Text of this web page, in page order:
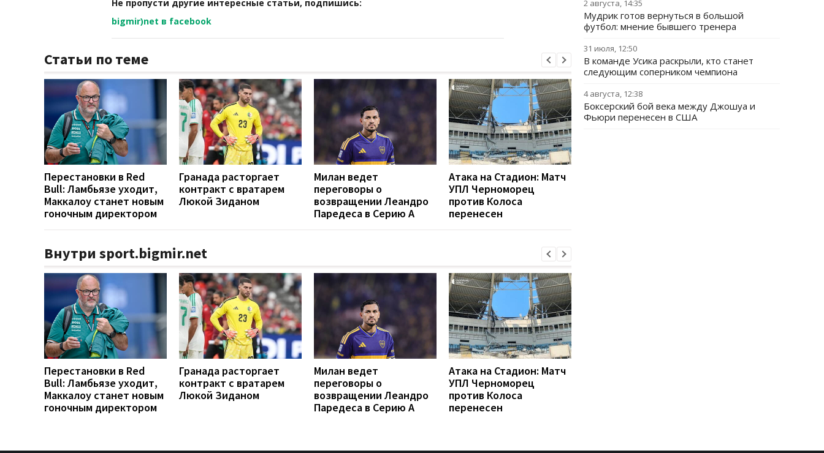
Не пропусти другие интересные статьи, подпишись:
bigmir)net в facebook
Статьи по теме
Перестановки в Red
Bull: Ламбьязе уходит,
Маккалоу станет новым
гоночным директором
Гранада расторгает
контракт с вратарем
Люкой Зиданом
Милан ведет
переговоры о
возвращении Леандро
Паредеса в Серию А
Атака на Стадион: Матч
УПЛ Черноморец
против Колоса
перенесен
Внутри sport.bigmir.net
Перестановки в Red
Bull: Ламбьязе уходит,
Маккалоу станет новым
гоночным директором
Гранада расторгает
контракт с вратарем
Люкой Зиданом
Милан ведет
переговоры о
возвращении Леандро
Паредеса в Серию А
Атака на Стадион: Матч
УПЛ Черноморец
против Колоса
перенесен
2 августа, 14:35
Мудрик готов вернуться в большой
футбол: мнение бывшего тренера
31 июля, 12:50
В команде Усика раскрыли, кто станет
следующим соперником чемпиона
4 августа, 12:38
Боксерский бой века между Джошуа и
Фьюри перенесен в США